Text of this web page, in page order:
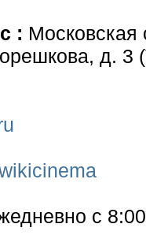
: Московская
д.
c